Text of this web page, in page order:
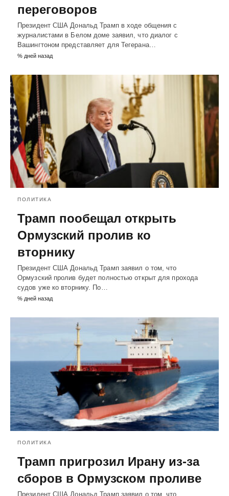
переговоров
Президент США Дональд Трамп в ходе общения с
журналистами в Белом доме заявил, что диалог с
Вашингтоном представляет для Тегерана…
% дней назад
ПОЛИТИКА
Трамп пообещал открыть
Ормузский пролив ко
вторнику
Президент США Дональд Трамп заявил о том, что
Ормузский пролив будет полностью открыт для прохода
судов уже ко вторнику. По…
% дней назад
ПОЛИТИКА
Трамп пригрозил Ирану из-за
сборов в Ормузском проливе
Президент США Дональд Трамп заявил о том, что